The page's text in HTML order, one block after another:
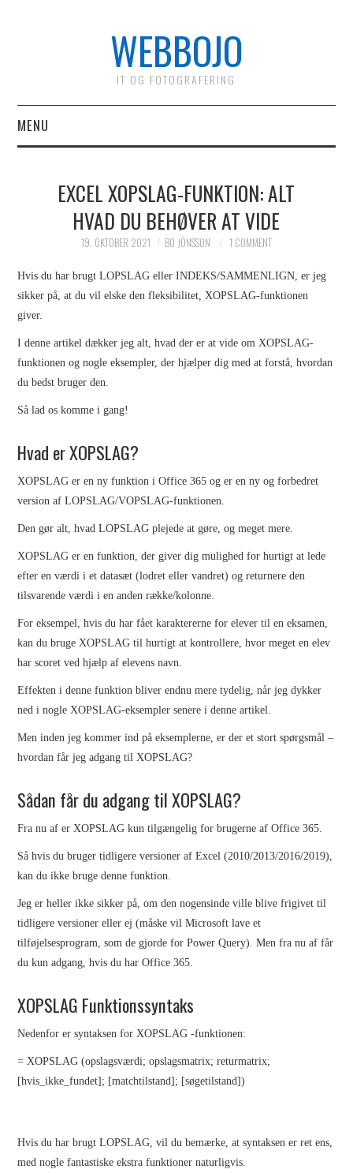
WEBBOJO
IT OG FOTOGRAFERING
MENU
MATERIALE
PROGRAMMERING C#
PROGRAMMERING C#
KAPITEL 1
PROGRAMMERING C#
KAPITEL 2
PROGRAMMERING C#
KAPITEL 3
PROGRAMMERING C#
KAPITEL 4
PROGRAMMERING C#
KAPITEL 5
PROGRAMMERING C#
KAPITEL 6
SQL SERVER EXPRESS OG
C#
ÅBN OG GEM FILER
BILLEDREDIGERING
LAG
ARBEJD MED TEKST
KANALER OG MASKER
LIGHTROOM
FØR DU STARTER
EXCEL XOPSLAG-FUNKTION: ALT
HVAD DU BEHØVER AT VIDE
19. OKTOBER 2021 BO JÖNSSON 1 COMMENT
Hvis du har brugt LOPSLAG eller INDEKS/SAMMENLIGN, er jeg
sikker på, at du vil elske den fleksibilitet, XOPSLAG-funktionen
giver.
I denne artikel dækker jeg alt, hvad der er at vide om XOPSLAG-
funktionen og nogle eksempler, der hjælper dig med at forstå, hvordan
du bedst bruger den.
Så lad os komme i gang!
Hvad er XOPSLAG?
XOPSLAG er en ny funktion i Office 365 og er en ny og forbedret
version af LOPSLAG/VOPSLAG-funktionen.
Den gør alt, hvad LOPSLAG plejede at gøre, og meget mere.
XOPSLAG er en funktion, der giver dig mulighed for hurtigt at lede
efter en værdi i et datasæt (lodret eller vandret) og returnere den
tilsvarende værdi i en anden række/kolonne.
For eksempel, hvis du har fået karaktererne for elever til en eksamen,
kan du bruge XOPSLAG til hurtigt at kontrollere, hvor meget en elev
har scoret ved hjælp af elevens navn.
Effekten i denne funktion bliver endnu mere tydelig, når jeg dykker
ned i nogle XOPSLAG-eksempler senere i denne artikel.
Men inden jeg kommer ind på eksemplerne, er der et stort spørgsmål –
hvordan får jeg adgang til XOPSLAG?
Sådan får du adgang til XOPSLAG?
Fra nu af er XOPSLAG kun tilgængelig for brugerne af Office 365.
Så hvis du bruger tidligere versioner af Excel (2010/2013/2016/2019),
kan du ikke bruge denne funktion.
Jeg er heller ikke sikker på, om den nogensinde ville blive frigivet til
tidligere versioner eller ej (måske vil Microsoft lave et
tilføjelsesprogram, som de gjorde for Power Query). Men fra nu af får
du kun adgang, hvis du har Office 365.
XOPSLAG Funktionssyntaks
Nedenfor er syntaksen for XOPSLAG -funktionen:
= XOPSLAG (opslagsværdi; opslagsmatrix; returmatrix;
[hvis_ikke_fundet]; [matchtilstand]; [søgetilstand])
Hvis du har brugt LOPSLAG, vil du bemærke, at syntaksen er ret ens,
med nogle fantastiske ekstra funktioner naturligvis.